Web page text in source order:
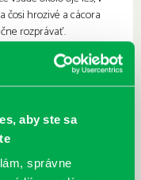
aby ste sa
správne
čosi hrozivé a cácora
rozprávať.